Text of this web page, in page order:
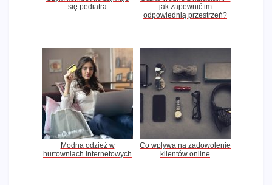
się pediatra
jak zapewnić im
odpowiednią przestrzeń?
Modna odzież w
hurtowniach internetowych
Co wpływa na zadowolenie
klientów online